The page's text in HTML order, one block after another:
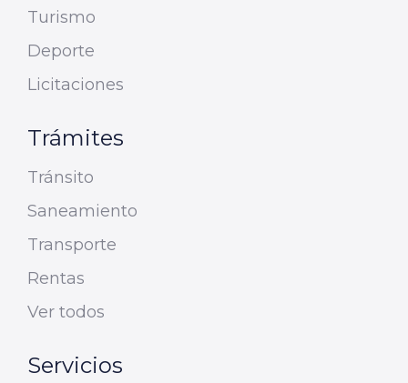
Turismo
Deporte
Licitaciones
Trámites
Tránsito
Saneamiento
Transporte
Rentas
Ver todos
Servicios